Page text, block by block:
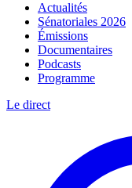
Actualités
Sénatoriales 2026
Émissions
Documentaires
Podcasts
Programme
Le direct